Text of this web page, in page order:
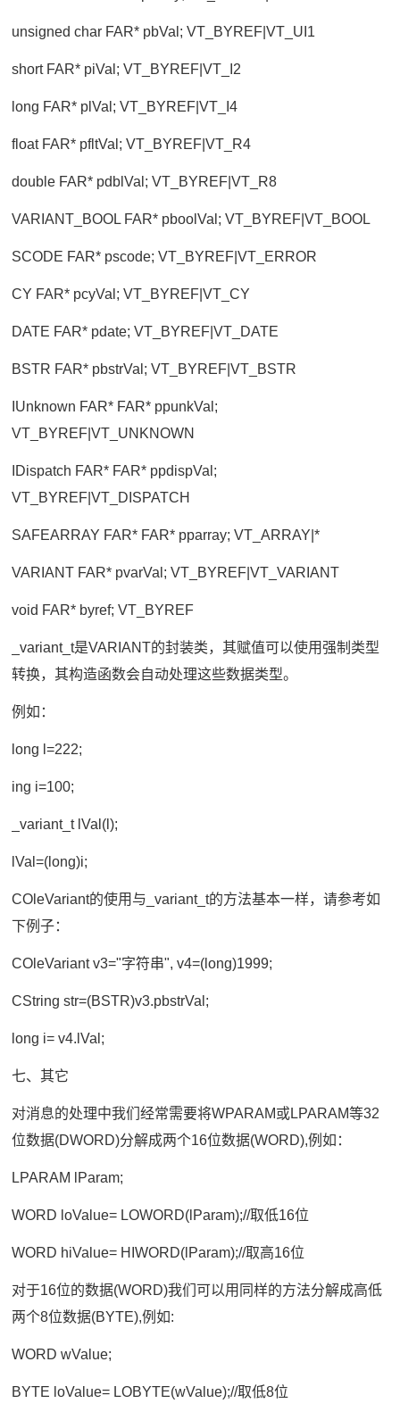
unsigned char FAR* pbVal; VT_BYREF|VT_UI1
short FAR* piVal; VT_BYREF|VT_I2
long FAR* plVal; VT_BYREF|VT_I4
float FAR* pfltVal; VT_BYREF|VT_R4
double FAR* pdblVal; VT_BYREF|VT_R8
VARIANT_BOOL FAR* pboolVal; VT_BYREF|VT_BOOL
SCODE FAR* pscode; VT_BYREF|VT_ERROR
CY FAR* pcyVal; VT_BYREF|VT_CY
DATE FAR* pdate; VT_BYREF|VT_DATE
BSTR FAR* pbstrVal; VT_BYREF|VT_BSTR
IUnknown FAR* FAR* ppunkVal;
VT_BYREF|VT_UNKNOWN
IDispatch FAR* FAR* ppdispVal;
VT_BYREF|VT_DISPATCH
SAFEARRAY FAR* FAR* pparray; VT_ARRAY|*
VARIANT FAR* pvarVal; VT_BYREF|VT_VARIANT
void FAR* byref; VT_BYREF
_variant_t是VARIANT的封装类，其赋值可以使用强制类型
转换，其构造函数会自动处理这些数据类型。
例如：
long l=222;
ing i=100;
_variant_t lVal(l);
lVal=(long)i;
COleVariant的使用与_variant_t的方法基本一样，请参考如
下例子：
COleVariant v3="字符串", v4=(long)1999;
CString str=(BSTR)v3.pbstrVal;
long i= v4.lVal;
七、其它
对消息的处理中我们经常需要将WPARAM或LPARAM等32
位数据(DWORD)分解成两个16位数据(WORD),例如：
LPARAM lParam;
WORD loValue= LOWORD(lParam);//取低16位
WORD hiValue= HIWORD(lParam);//取高16位
对于16位的数据(WORD)我们可以用同样的方法分解成高低
两个8位数据(BYTE),例如:
WORD wValue;
BYTE loValue= LOBYTE(wValue);//取低8位